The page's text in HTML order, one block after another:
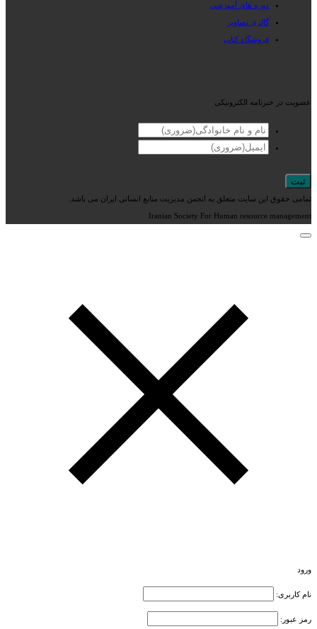
دوره های آموزشی
گالری تصاویر
فروشگاه کتاب
عضویت در خبرنامه الکترونیکی
تمامی حقوق این سایت متعلق به انجمن مدیریت منابع انسانی ایران می باشد.
Iranian Society For Human resource management
ورود
نام کاربری:
رمز عبور: